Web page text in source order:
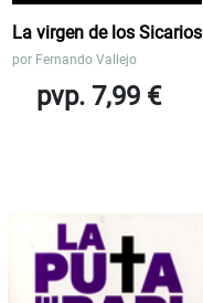
La virgen de los Sicarios
por Fernando Vallejo
pvp. 7,99 €